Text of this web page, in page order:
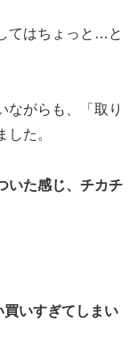
てはちょっと…と
がらも、「取り
た。
いた感じ、チカチ
買いすぎてしまい